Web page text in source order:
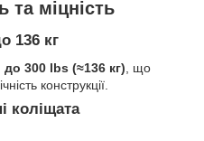
та міцність
136 кг
до 300 lbs (≈136 кг) , що
конструкції.
коліщата